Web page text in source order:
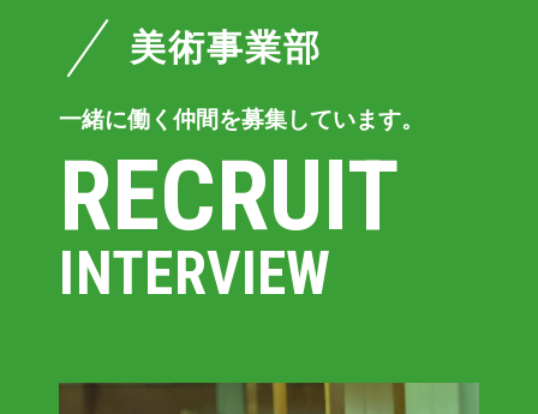
美術事業部
一緒に働く仲間を募集しています。
RECRUIT
INTERVIEW